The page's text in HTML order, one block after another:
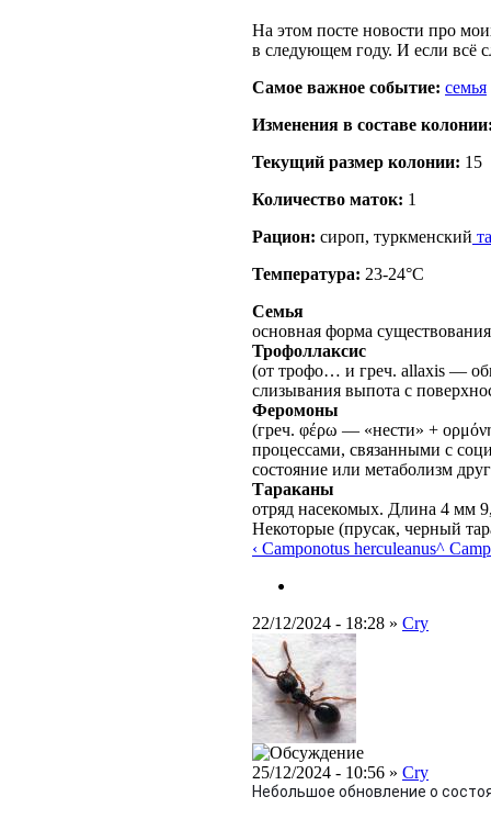
На этом посте новости про
в следующем году. И если всё
Самое важное событие: семья
Изменения в составе
Текущий размер кoлонии: 15
Количество маток: 1
Рацион: сироп, туркменский
Температура: 23-24°C
Семья
основная форма
Трофоллаксис
(от трофо… и греч. allaxis —
слизывания выпота с
Феромоны
(греч. φέρω — «нести» +
процессами, связанными с
состояние или метаболизм
Тараканы
отряд насекомых. Длина 4 мм
Некоторые (прусак, черный
‹ Camponotus herculeanus^
22/12/2024 - 18:28 » Cry
25/12/2024 - 10:56 » Cry
Небольшое обновление о